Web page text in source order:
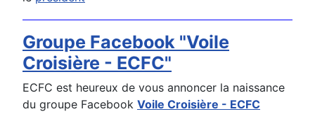
Groupe Facebook "Voile
Croisière - ECFC"
ECFC est heureux de vous annoncer la naissance
du groupe Facebook Voile Croisière - ECFC